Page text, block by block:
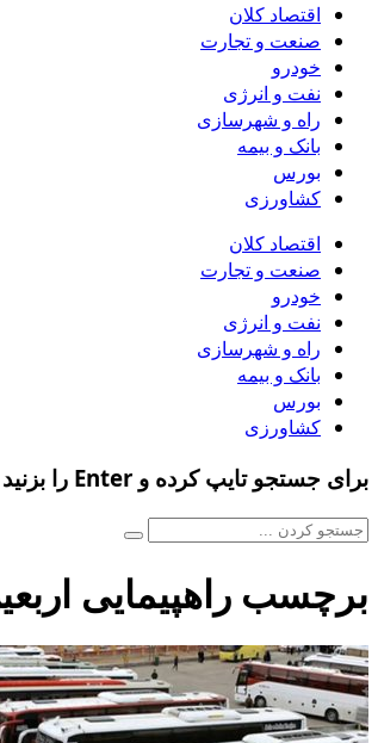
اقتصاد کلان
صنعت و تجارت
خودرو
نفت و انرژی
راه و شهرسازی
بانک و بیمه
بورس
کشاورزی
اقتصاد کلان
صنعت و تجارت
خودرو
نفت و انرژی
راه و شهرسازی
بانک و بیمه
بورس
کشاورزی
برای جستجو تایپ کرده و Enter را بزنید
برچسب راهپیمایی